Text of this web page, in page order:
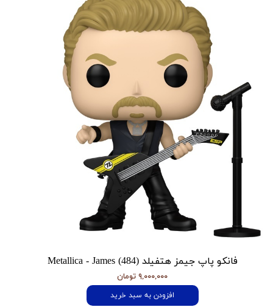
فانکو پاپ جیمز هتفیلد Metallica - James (484)
۹,۰۰۰,۰۰۰ تومان
افزودن به سبد خرید